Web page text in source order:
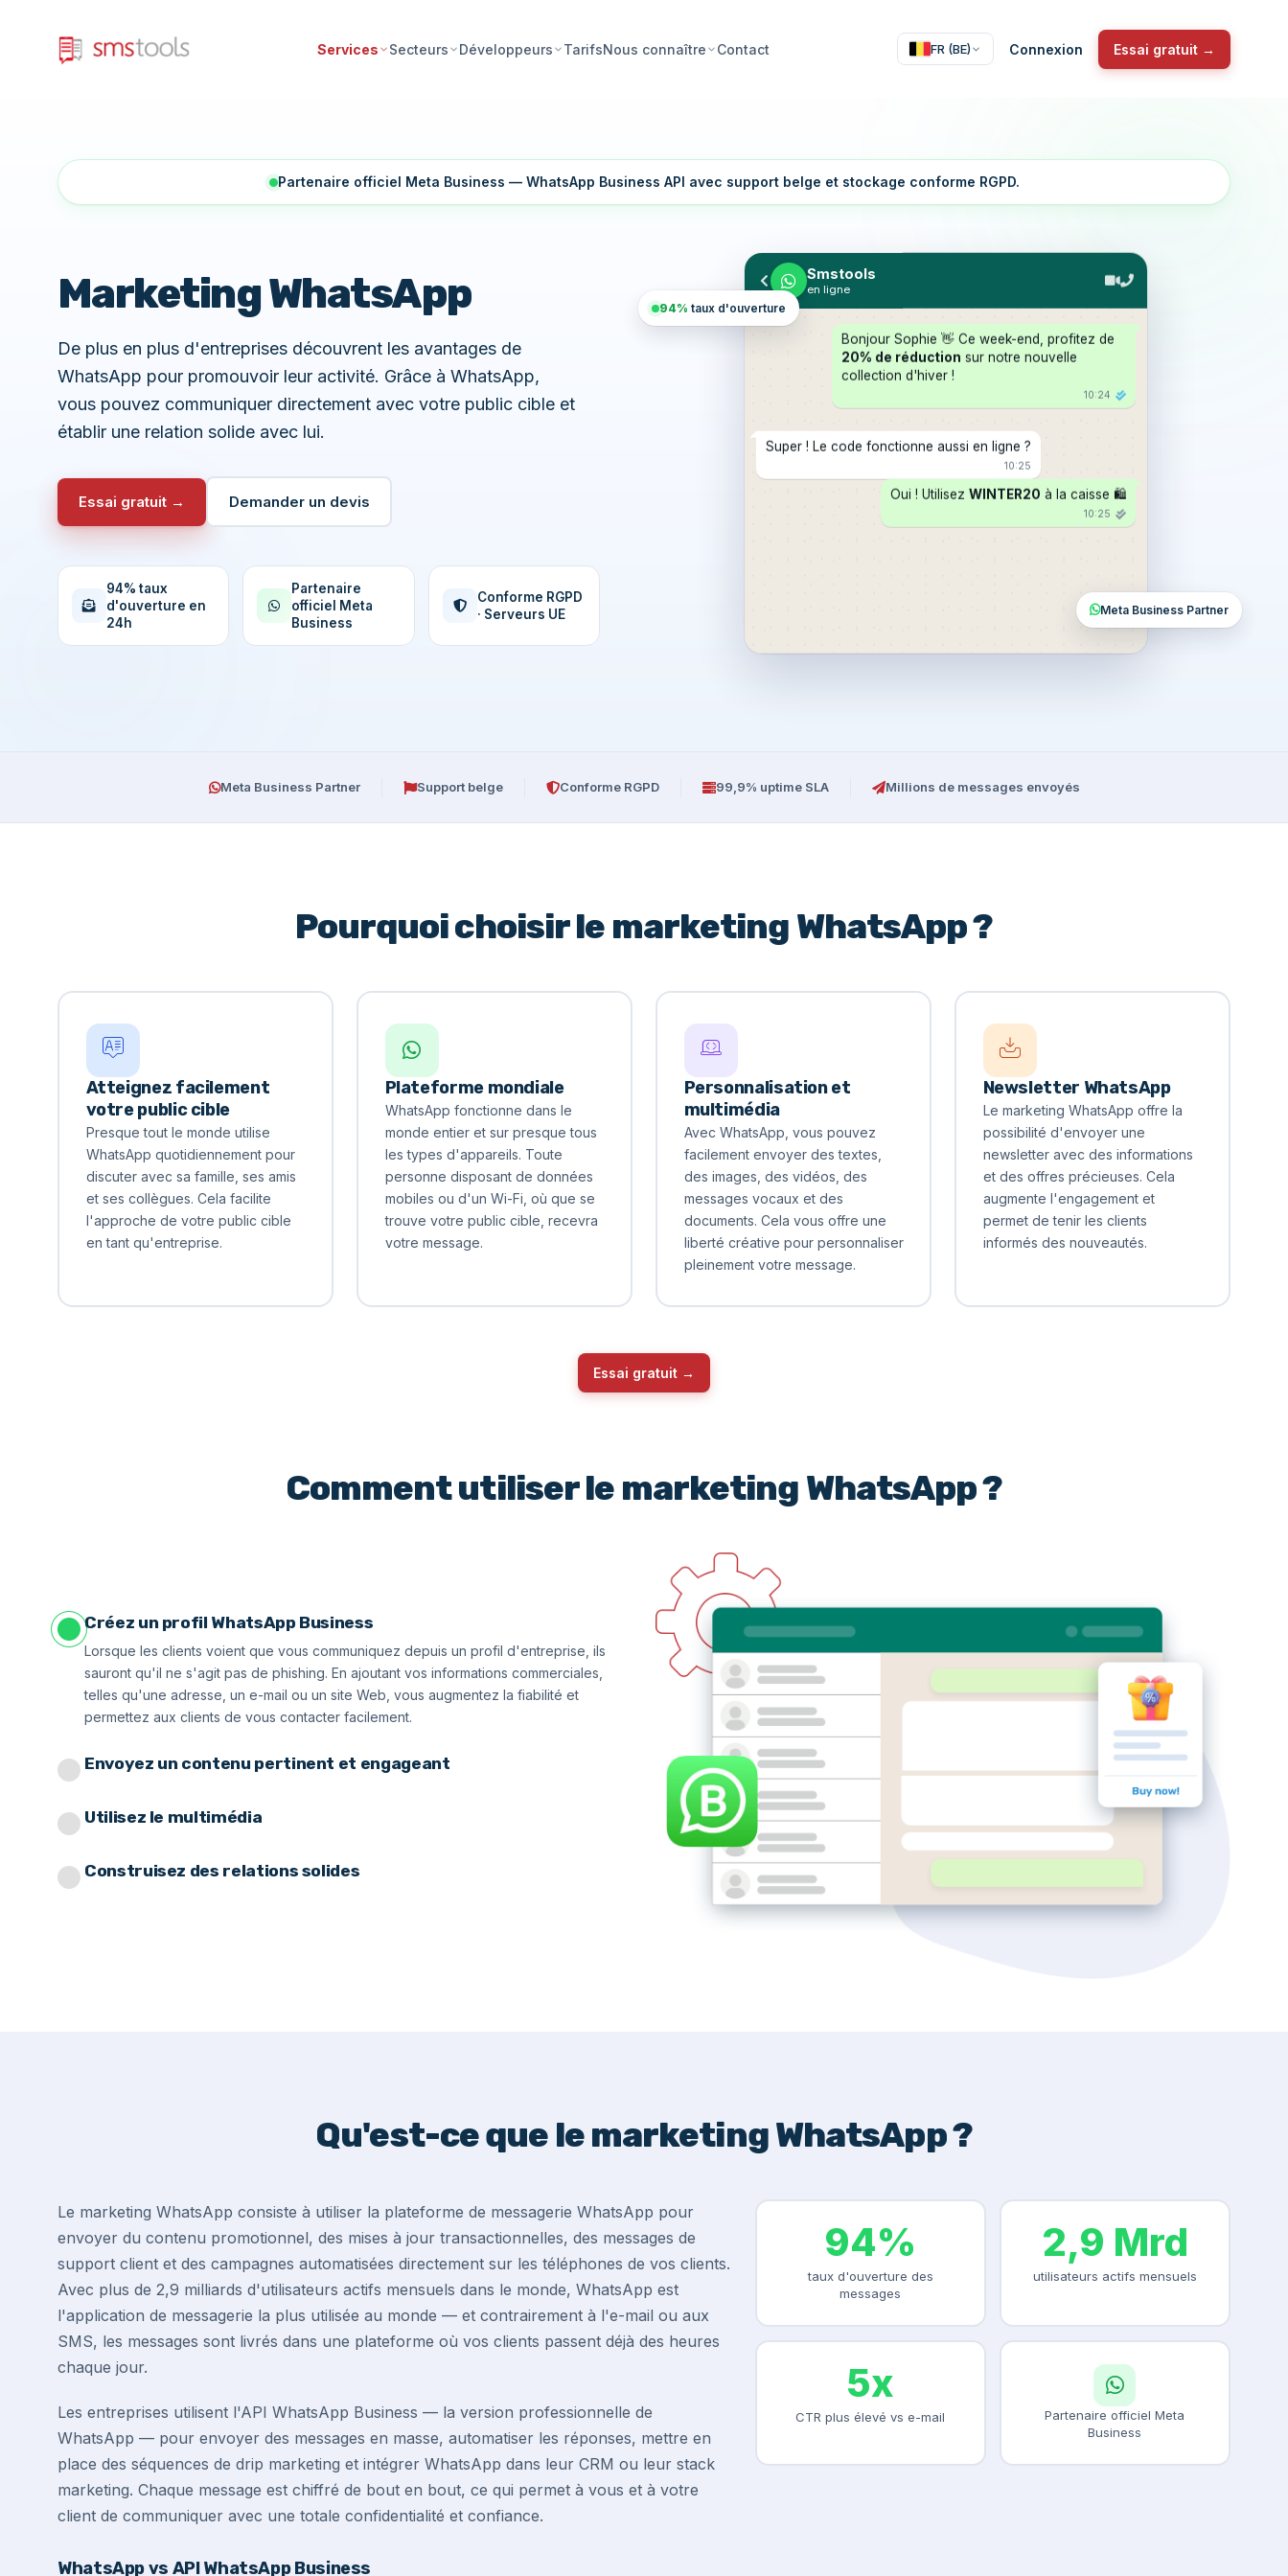
Services Secteurs Développeurs TarifsNous connaître Contact FR (BE) Connexion Essai gratuit →
Partenaire officiel Meta Business — WhatsApp Business API avec support belge et stockage conforme RGPD.
Marketing WhatsApp
De plus en plus d'entreprises découvrent les avantages de
WhatsApp pour promouvoir leur activité. Grâce à WhatsApp,
vous pouvez communiquer directement avec votre public cible et
établir une relation solide avec lui.
Essai gratuit → Demander un devis
94% taux
d'ouverture en
24h
Partenaire
officiel Meta
Business
Conforme RGPD
· Serveurs UE
Smstools
en ligne
Bonjour Sophie 👋 Ce week-end, profitez de
20% de réduction sur notre nouvelle
collection d'hiver !
10:24
Super ! Le code fonctionne aussi en ligne ?
10:25
Oui ! Utilisez WINTER20 à la caisse 🛍️
10:25
94% taux d'ouverture
Meta Business Partner
Meta Business Partner Support belge Conforme RGPD 99,9% uptime SLA Millions de messages envoyés
Pourquoi choisir le marketing WhatsApp ?
Atteignez facilement
votre public cible
Presque tout le monde utilise
WhatsApp quotidiennement pour
discuter avec sa famille, ses amis
et ses collègues. Cela facilite
l'approche de votre public cible
en tant qu'entreprise.
Plateforme mondiale
WhatsApp fonctionne dans le
monde entier et sur presque tous
les types d'appareils. Toute
personne disposant de données
mobiles ou d'un Wi-Fi, où que se
trouve votre public cible, recevra
votre message.
Personnalisation et
multimédia
Avec WhatsApp, vous pouvez
facilement envoyer des textes,
des images, des vidéos, des
messages vocaux et des
documents. Cela vous offre une
liberté créative pour personnaliser
pleinement votre message.
Newsletter WhatsApp
Le marketing WhatsApp offre la
possibilité d'envoyer une
newsletter avec des informations
et des offres précieuses. Cela
augmente l'engagement et
permet de tenir les clients
informés des nouveautés.
Essai gratuit →
Comment utiliser le marketing WhatsApp ?
Créez un profil WhatsApp Business
Lorsque les clients voient que vous communiquez depuis un profil d'entreprise, ils
sauront qu'il ne s'agit pas de phishing. En ajoutant vos informations commerciales,
telles qu'une adresse, un e-mail ou un site Web, vous augmentez la fiabilité et
permettez aux clients de vous contacter facilement.
Envoyez un contenu pertinent et engageant
Utilisez le multimédia
Construisez des relations solides
Qu'est-ce que le marketing WhatsApp ?
Le marketing WhatsApp consiste à utiliser la plateforme de messagerie WhatsApp pour
envoyer du contenu promotionnel, des mises à jour transactionnelles, des messages de
support client et des campagnes automatisées directement sur les téléphones de vos clients.
Avec plus de 2,9 milliards d'utilisateurs actifs mensuels dans le monde, WhatsApp est
l'application de messagerie la plus utilisée au monde — et contrairement à l'e-mail ou aux
SMS, les messages sont livrés dans une plateforme où vos clients passent déjà des heures
chaque jour.
Les entreprises utilisent l'API WhatsApp Business — la version professionnelle de
WhatsApp — pour envoyer des messages en masse, automatiser les réponses, mettre en
place des séquences de drip marketing et intégrer WhatsApp dans leur CRM ou leur stack
marketing. Chaque message est chiffré de bout en bout, ce qui permet à vous et à votre
client de communiquer avec une totale confidentialité et confiance.
WhatsApp vs API WhatsApp Business
94%
taux d'ouverture des
messages
2,9 Mrd
utilisateurs actifs mensuels
5x
CTR plus élevé vs e-mail
Partenaire officiel Meta
Business